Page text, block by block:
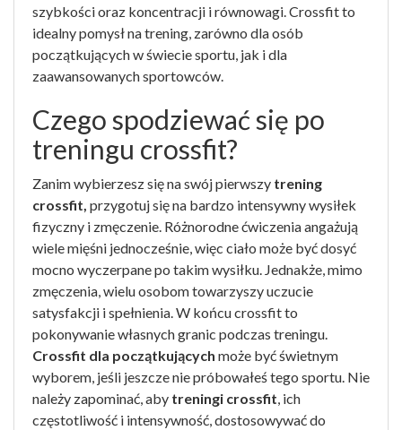
szybkości oraz koncentracji i równowagi. Crossfit to
idealny pomysł na trening, zarówno dla osób
początkujących w świecie sportu, jak i dla
zaawansowanych sportowców.
Czego spodziewać się po
treningu crossfit?
Zanim wybierzesz się na swój pierwszy trening
crossfit, przygotuj się na bardzo intensywny wysiłek
fizyczny i zmęczenie. Różnorodne ćwiczenia angażują
wiele mięśni jednocześnie, więc ciało może być dosyć
mocno wyczerpane po takim wysiłku. Jednakże, mimo
zmęczenia, wielu osobom towarzyszy uczucie
satysfakcji i spełnienia. W końcu crossfit to
pokonywanie własnych granic podczas treningu.
Crossfit dla początkujących może być świetnym
wyborem, jeśli jeszcze nie próbowałeś tego sportu. Nie
należy zapominać, aby treningi crossfit, ich
częstotliwość i intensywność, dostosowywać do